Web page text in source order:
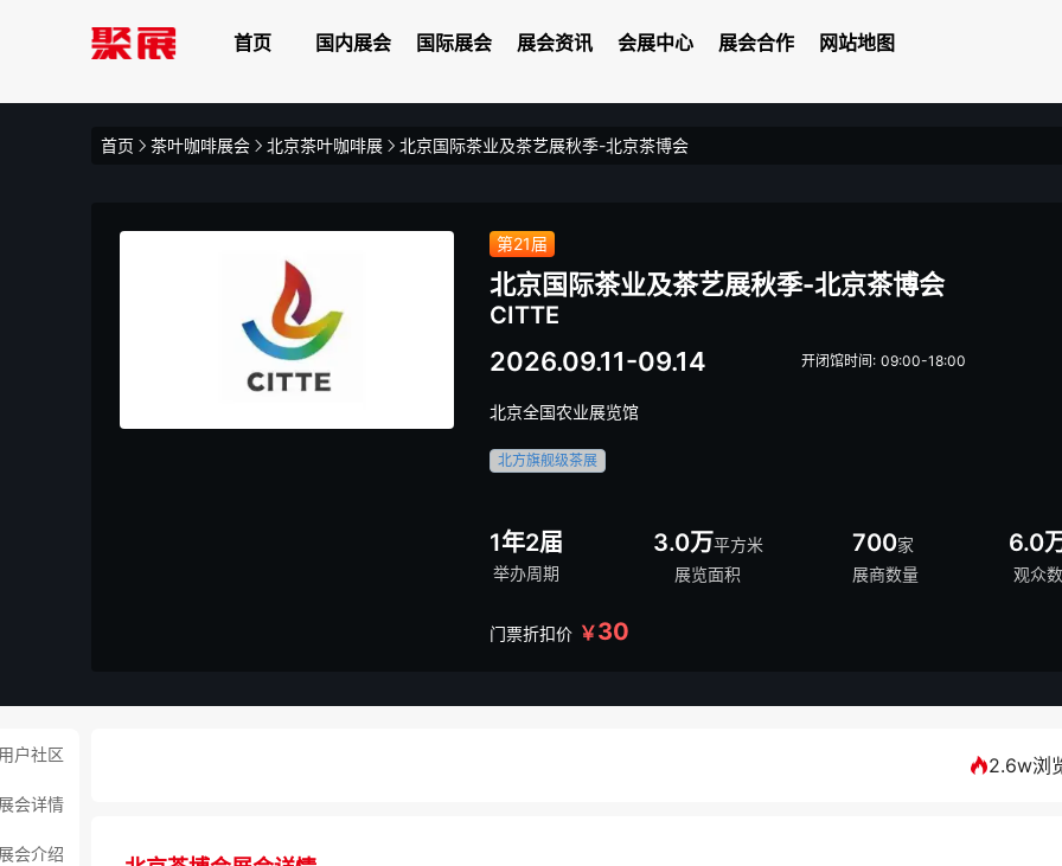
首页 国内展会 国际展会 展会资讯 会展中心 展会合作 网站地图
首页 茶叶咖啡展会 北京茶叶咖啡展 北京国际茶业及茶艺展秋季-北京茶博会
第21届
北京国际茶业及茶艺展秋季-北京茶博会
CITTE
2026.09.11-09.14 开闭馆时间: 09:00-18:00
北京全国农业展览馆
北方旗舰级茶展
1年2届
举办周期
3.0万平方米
展览面积
700家
展商数量
6.0
观众
门票折扣价 ￥30
户社区
会详情
会介绍
2.6w浏